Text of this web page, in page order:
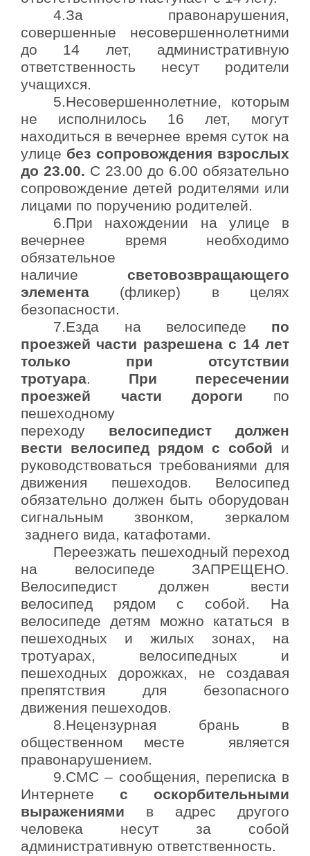
4.За правонарушения,
совершенные несовершеннолетними
до 14 лет, административную
ответственность несут родители
учащихся.
5.Несовершеннолетние, которым
не исполнилось 16 лет, могут
находиться в вечернее время суток на
улице без сопровождения взрослых
до 23.00. С 23.00 до 6.00 обязательно
сопровождение детей родителями или
лицами по поручению родителей.
6.При нахождении на улице в
вечернее время необходимо
обязательное
наличие световозвращающего
элемента (фликер) в целях
безопасности.
7.Езда на велосипеде по
проезжей части разрешена с 14 лет
только при отсутствии
тротуара. При пересечении
проезжей части дороги по
пешеходному
переходу велосипедист должен
вести велосипед рядом с собой и
руководствоваться требованиями для
движения пешеходов. Велосипед
обязательно должен быть оборудован
сигнальным звонком, зеркалом
заднего вида, катафотами.
Переезжать пешеходный переход
на велосипеде ЗАПРЕЩЕНО.
Велосипедист должен вести
велосипед рядом с собой. На
велосипеде детям можно кататься в
пешеходных и жилых зонах, на
тротуарах, велосипедных и
пешеходных дорожках, не создавая
препятствия для безопасного
движения пешеходов.
8.Нецензурная брань в
общественном месте является
правонарушением.
9.СМС – сообщения, переписка в
Интернете с оскорбительными
выражениями в адрес другого
человека несут за собой
административную ответственность.